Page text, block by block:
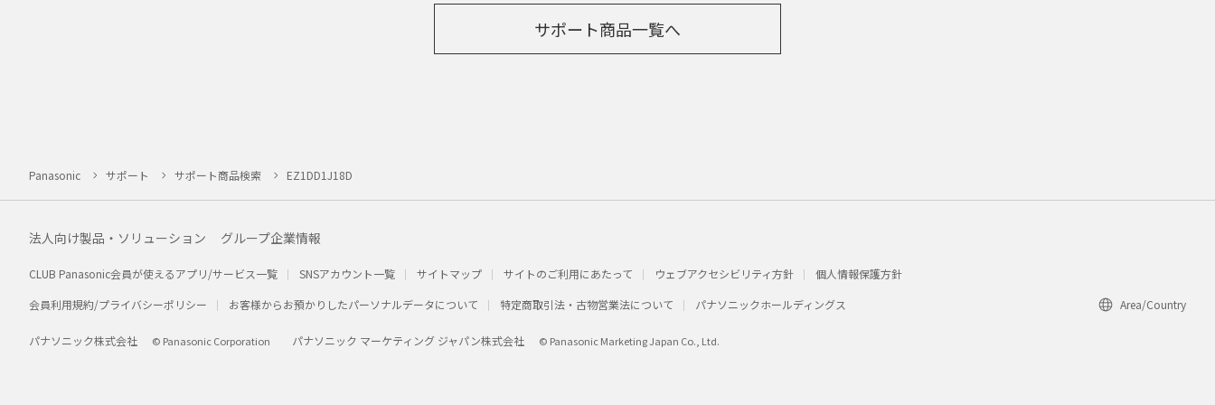
サポート商品一覧へ
Panasonic サポート サポート商品検索 EZ1DD1J18D
法人向け製品・ソリューション グループ企業情報
CLUB Panasonic会員が使えるアプリ/サービス一覧 SNSアカウント一覧 サイトマップ サイトのご利用にあたって ウェブアクセシビリティ方針
個人情報保護方針
会員利用規約/プライバシーポリシー
お客様からお預かりしたパーソナルデータについて 特定商取引法・古物営業法について パナソニックホールディングス Area/Country
パナソニック株式会社 © Panasonic Corporation パナソニック マーケティング ジャパン株式会社 © Panasonic Marketing Japan Co., Ltd.